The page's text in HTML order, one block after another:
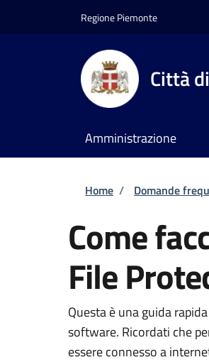
Regione Piemonte
Città
Amministrazione
Briciole
Home / Domande
Come
File
Questa è una guida
software. Ricordati che
essere connesso a